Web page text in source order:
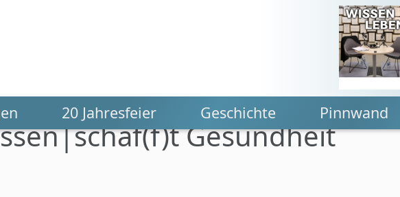
20 Jahresfeier Geschichte Pinnwand
Gesundheit